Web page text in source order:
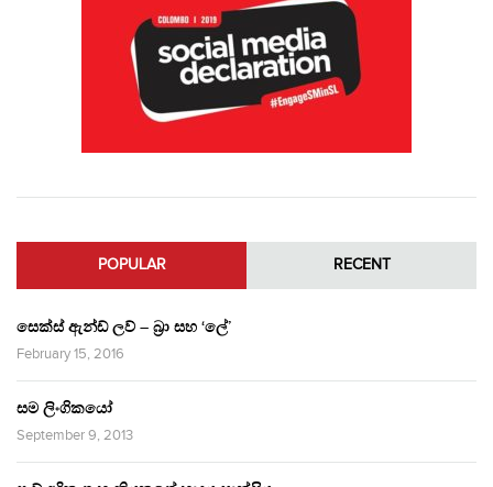
POPULAR RECENT
සෙක්ස් ඇන්ඩ් ලව් – බ්‍රා සහ ‘ලේ’
February 15, 2016
සම ලිංගිකයෝ
September 9, 2013